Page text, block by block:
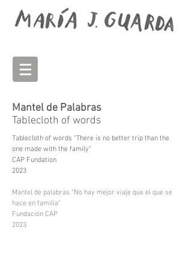
Mantel de Palabras
Tablecloth of words
Tablecloth of words "There is no better trip than the
one made with the family"
CAP Fundation
2023
Mantel de palabras "No hay mejor viaje que el que se
hace en familia"
Fundación CAP
2023